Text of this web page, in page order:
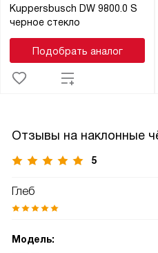
Kuppersbusch DW 9800.0 S
черное стекло
Подобрать аналог
Отзывы на наклонные
5
Глеб
Модель: